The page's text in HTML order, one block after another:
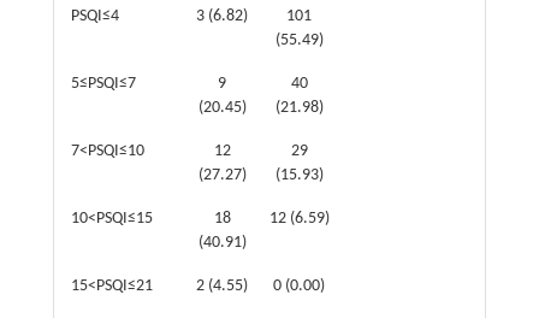
PSQI≤4 3 (6.82)
101
(55.49)
5≤PSQI≤7
9
(20.45)
40
(21.98)
7<PSQI≤10
12
(27.27)
29
(15.93)
10<PSQI≤15
18
(40.91)
12 (6.59)
15<PSQI≤21 2 (4.55) 0 (0.00)